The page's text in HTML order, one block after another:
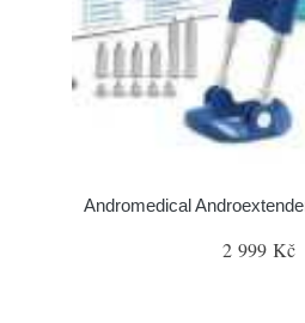
Andromedical
2 999 Kč